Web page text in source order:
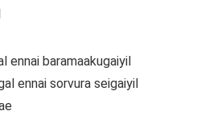
ennai baramaakugaiyil
ennai sorvura seigaiyil